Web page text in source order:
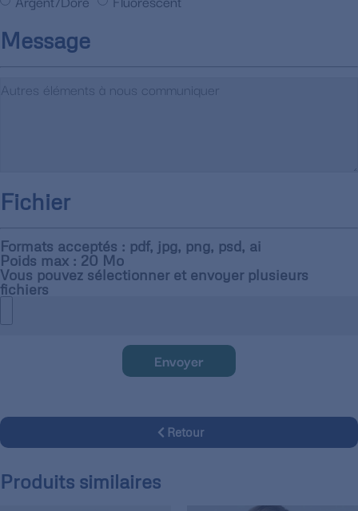
Message
Fichier
Formats acceptés : pdf, jpg, png, psd, ai
Poids max : 20 Mo
Vous pouvez sélectionner et envoyer plusieurs
fichiers
Envoyer
Retour
Produits similaires